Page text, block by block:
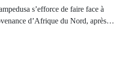
s’efforce de faire face à
d’Afrique du Nord, après…